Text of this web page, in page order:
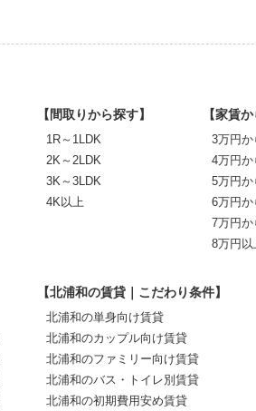
【間取りから探す】
1R～1LDK
2K～2LDK
3K～3LDK
4K以上
【家賃
3万円か
4万円か
5万円か
6万円か
7万円か
8万円以
【北浦和の賃貸｜こだわり条件】
北浦和の単身向け賃貸
北浦和のカップル向け賃貸
北浦和のファミリー向け賃貸
北浦和のバス・トイレ別賃貸
北浦和の初期費用安め賃貸